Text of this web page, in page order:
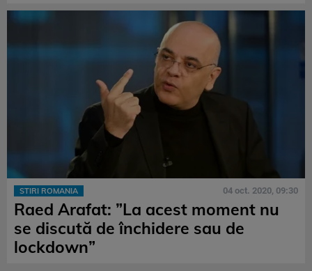
STIRI ROMANIA 04 oct. 2020, 09:30
Raed Arafat: ”La acest moment nu
se discută de închidere sau de
lockdown”